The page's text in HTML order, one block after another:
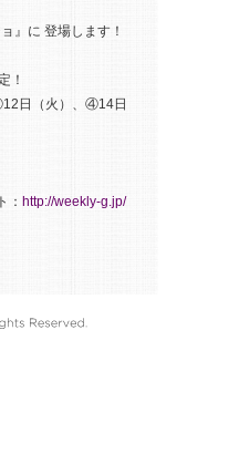
』に 登場します！
！
日（火）、④14日
： http://weekly-g.jp/